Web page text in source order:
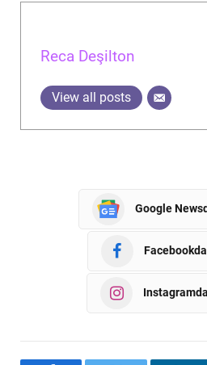
Reca Deşilton
View all posts
Google